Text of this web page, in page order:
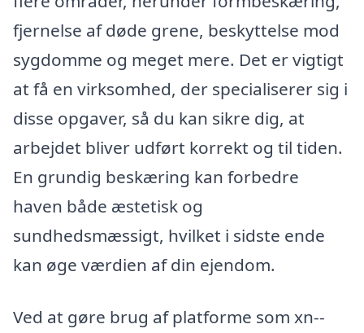
fjernelse af døde grene, beskyttelse mod
sygdomme og meget mere. Det er vigtigt
at få en virksomhed, der specialiserer sig i
disse opgaver, så du kan sikre dig, at
arbejdet bliver udført korrekt og til tiden.
En grundig beskæring kan forbedre
haven både æstetisk og
sundhedsmæssigt, hvilket i sidste ende
kan øge værdien af din ejendom.
Ved at gøre brug af platforme som xn--